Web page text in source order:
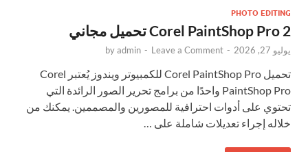
PHOTO EDITING
Corel PaintShop Pro 2 تحميل مجاني
يوليو 27, 2026 -
byadmin - Leave a Comment
تحميل Corel PaintShop Pro للكمبيوتر ويندوز يُعتبر Corel
PaintShop Pro واحدًا من برامج تحرير الصور الرائدة التي
تحتوي على أدوات احترافية للمصورين والمصممين. يمكنك من
خلاله إجراء تعديلات شاملة على …